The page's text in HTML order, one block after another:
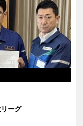
ーグ